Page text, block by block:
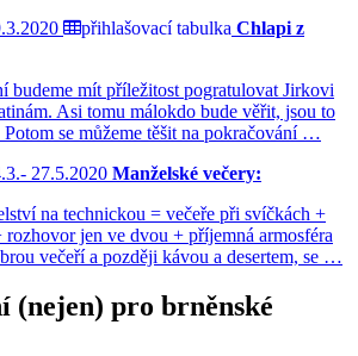
přihlašovací tabulka Chlapi z
budeme mít příležitost pogratulovat Jirkovi
Asi tomu málokdo bude věřit, jsou to
se můžeme těšit na pokračování …
27.5.2020 Manželské večery:
na technickou = večeře při svíčkách +
rozhovor jen ve dvou + příjemná armosféra
večeří a později kávou a desertem, se …
(nejen) pro brněnské